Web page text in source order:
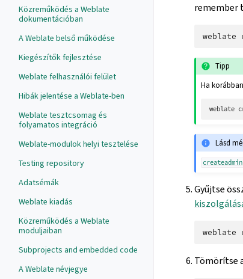
Közreműködés a Weblate
dokumentációban
A Weblate belső működése
Kiegészítők fejlesztése
Weblate felhasználói felület
Hibák jelentése a Weblate-ben
Weblate tesztcsomag és
folyamatos integráció
Weblate-modulok helyi tesztelése
Testing repository
Adatsémák
Weblate kiadás
Közreműködés a Weblate
moduljaiban
Subprojects and embedded code
A Weblate névjegye
remember
weblate
Tipp
Ha
weblate
Lásd
createadmin
Gyűjtse
weblate
Tömörítse